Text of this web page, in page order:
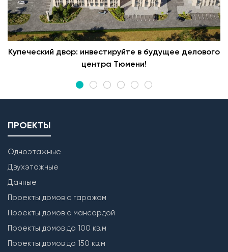
Купеческий двор: инвестируйте в будущее делового
центра Тюмени!
ПРОЕКТЫ
Одноэтажные
Двухэтажные
Дачные
Проекты домов с гаражом
Проекты домов с мансардой
Проекты домов до 100 кв.м
Проекты домов до 150 кв.м